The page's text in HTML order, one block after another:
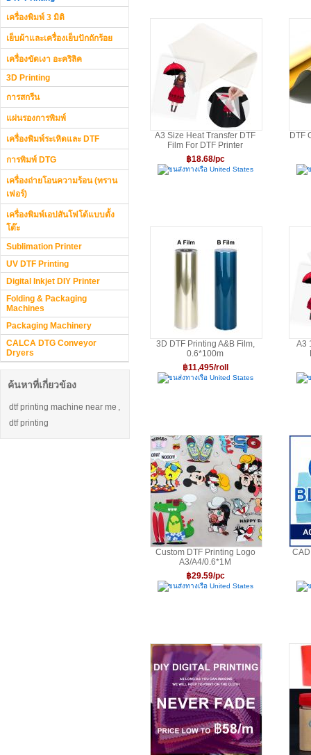
เครื่องพิมพ์ 3 มิติ
เย็บผ้าและเครื่องเย็บปักถักร้อย
เครื่องขัดเงา อะคริลิค
3D Printing
การสกรีน
แผ่นรองการพิมพ์
เครื่องพิมพ์ระเหิดและ DTF
การพิมพ์ DTG
เครื่องถ่ายโอนความร้อน (ทราน
เฟอร์)
เครื่องพิมพ์เอปสันโฟโต้แบบตั้ง
โต๊ะ
Sublimation Printer
UV DTF Printing
Digital Inkjet DIY Printer
Folding & Packaging
Machines
Packaging Machinery
CALCA DTG Conveyor
Dryers
ค้นหาที่เกี่ยวข้อง
dtf printing machine near me ,
dtf printing
A3 Size Heat Transfer DTF
Film For DTF Printer
฿18.68/pc
ขนส่งทางเรือ United States
DTF
3D DTF Printing A&B Film,
0.6*100m
฿11,495/roll
ขนส่งทางเรือ United States
A3
Custom DTF Printing Logo
A3/A4/0.6*1M
฿29.59/pc
ขนส่งทางเรือ United States